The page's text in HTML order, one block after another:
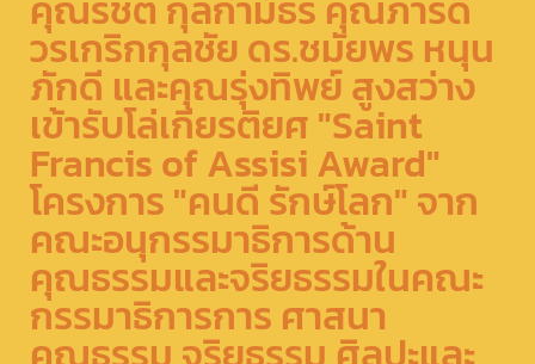
วรเกริกกุลชัย ดร.ชมัยพร หนุน
ภักดี และคุณรุ่งทิพย์ สูงสว่าง
เข้ารับโล่เกียรติยศ "Saint
Francis of Assisi Award"
โครงการ "คนดี รักษ์โลก" จาก
คณะอนุกรรมาธิการด้าน
คุณธรรมและจริยธรรมในคณะ
กรรมาธิการการ ศาสนา